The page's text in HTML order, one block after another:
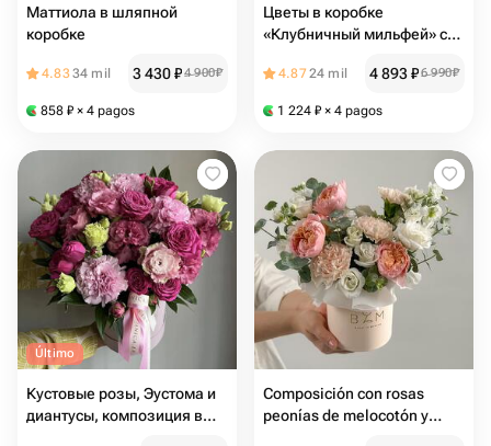
Маттиола в шляпной
коробке
4.8334 mil 3 430₽4 900₽
858 ₽ × 4 pagos
Цветы в коробке
«Клубничный мильфей» с
Рождения
4.8724 mil 4 893₽6 990₽
1 224 ₽ × 4 pagos
Último
Кустовые розы, Эустома и
диантусы, композиция в
Composición con rosas
peonías de melocotón y